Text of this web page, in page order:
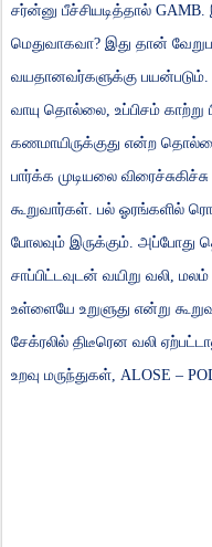
சர்ன்னு பீச்சியடித்தால் GAMB.
மெதுவாகவா? இது தான்
வயதானவர்களுக்கு பயன்படும்.
வாயு தொல்லை, உப்பிசம் காற்று
கணமாயிருக்குது என்ற
பார்க்க முடியலை விரைச்சுகிச்சு
கூறுவார்கள். பல் ஓரங்களில்
போலவும் இருக்கும். அப்போது
சாப்பிட்டவுடன் வயிறு வலி, மலம்
உள்ளையே உறுளுது என்று
சேக்ரலில் திடீரென வலி
உறவு மருந்துகள், ALOSE –